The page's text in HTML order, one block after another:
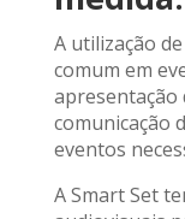
A utilização
comum em
apresentação
comunicação
eventos
A Smart Set